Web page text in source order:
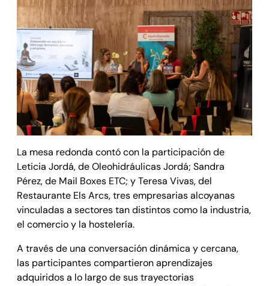
La mesa redonda contó con la participación de
Leticia Jordá, de Oleohidráulicas Jordá; Sandra
Pérez, de Mail Boxes ETC; y Teresa Vivas, del
Restaurante Els Arcs, tres empresarias alcoyanas
vinculadas a sectores tan distintos como la industria,
el comercio y la hostelería.
A través de una conversación dinámica y cercana,
las participantes compartieron aprendizajes
adquiridos a lo largo de sus trayectorias